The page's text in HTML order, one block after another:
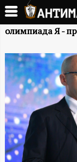
Перейти
основному
А
Н
Т
И
М
А
олимпиада Я -